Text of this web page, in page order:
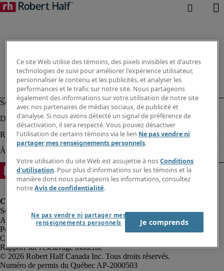
Alerte à la fraude
Politique de confidentialité
Conditions d’utilisation
Rapport sur l'esclavage moderne
Robert Half Canada Inc. Tous droits réservés.
Ce site Web utilise des témoins, des pixels invisibles et d'autres
technologies de suivi pour améliorer l'expérience utilisateur,
personnaliser le contenu et les publicités, et analyser les
performances et le trafic sur notre site. Nous partageons
également des informations sur votre utilisation de notre site
avec nos partenaires de médias sociaux, de publicité et
d'analyse. Si nous avons détecté un signal de préférence de
désactivation, il sera respecté. Vous pouvez désactiver
l'utilisation de certains témoins via le lien Ne pas vendre ni
partager mes renseignements personnels.
Votre utilisation du site Web est assujettie à nosConditions
d'utilisation. Pour plus d'informations sur les témoins et la
manière dont nous partageons les informations, consultez
notreAvis de confidentialité.
Ne pas vendre ni partager mes
renseignements personnels
Je comprends